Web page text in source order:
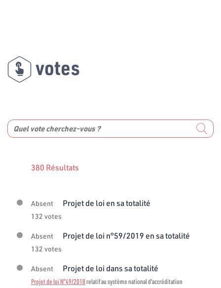
votes
380 Résultats
Absent Projet de loi en sa totalité
132 votes
Absent Projet de loi n°59/2019 en sa totalité
132 votes
Absent Projet de loi dans sa totalité
Projet de loi N°49/2018relatif au système national d'accréditation